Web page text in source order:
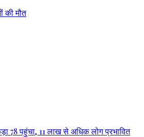
की मौत
78 पहुंचा, 11 लाख से अधिक लोग प्रभावित